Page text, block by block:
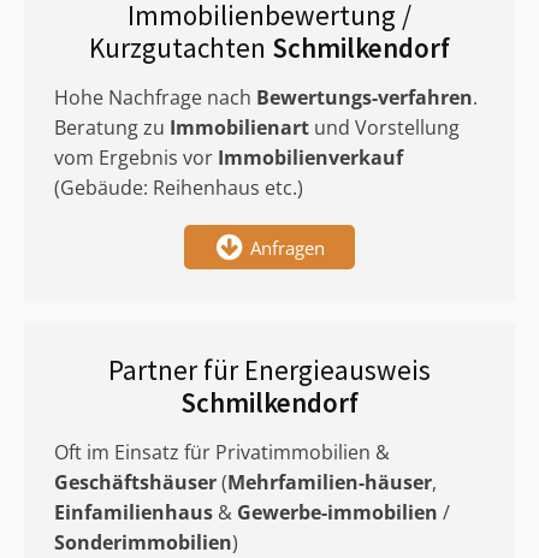
Immobilienbewertung /
Kurzgutachten Schmilkendorf
Hohe Nachfrage nach Bewertungs-verfahren.
Beratung zu Immobilienart und Vorstellung
vom Ergebnis vor Immobilienverkauf
(Gebäude: Reihenhaus etc.)
Anfragen
Partner für Energieausweis
Schmilkendorf
Oft im Einsatz für Privatimmobilien &
Geschäftshäuser(Mehrfamilien-häuser,
Einfamilienhaus & Gewerbe-immobilien /
Sonderimmobilien)